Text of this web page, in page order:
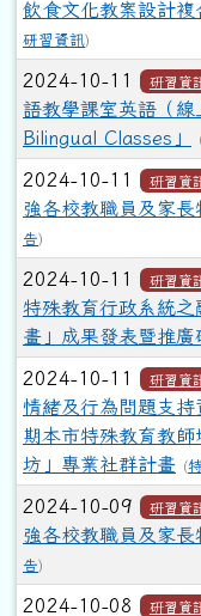
飲食文化教案設計複
研習資訊)
2024-10-11 研習資
語教學課室英語（
Bilingual Classes」
2024-10-11 研習資
強各校教職員及家長
告)
2024-10-11 研習資
特殊教育行政系統
畫」成果發表暨推廣
2024-10-11 研習資
情緒及行為問題支
期本市特殊教育教
坊」專業社群計畫 (
2024-10-09 研習資
強各校教職員及家長
告)
2024-10-08 研習資